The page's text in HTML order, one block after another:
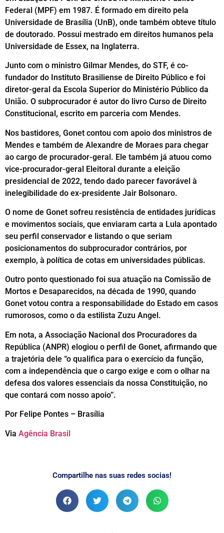
Federal (MPF) em 1987. É formado em direito pela
Universidade de Brasília (UnB), onde também obteve título
de doutorado. Possui mestrado em direitos humanos pela
Universidade de Essex, na Inglaterra.
Junto com o ministro Gilmar Mendes, do STF, é co-
fundador do Instituto Brasiliense de Direito Público e foi
diretor-geral da Escola Superior do Ministério Público da
União. O subprocurador é autor do livro Curso de Direito
Constitucional, escrito em parceria com Mendes.
Nos bastidores, Gonet contou com apoio dos ministros de
Mendes e também de Alexandre de Moraes para chegar
ao cargo de procurador-geral. Ele também já atuou como
vice-procurador-geral Eleitoral durante a eleição
presidencial de 2022, tendo dado parecer favorável à
inelegibilidade do ex-presidente Jair Bolsonaro.
O nome de Gonet sofreu resistência de entidades jurídicas
e movimentos sociais, que enviaram carta a Lula apontado
seu perfil conservador e listando o que seriam
posicionamentos do subprocurador contrários, por
exemplo, à política de cotas em universidades públicas.
Outro ponto questionado foi sua atuação na Comissão de
Mortos e Desaparecidos, na década de 1990, quando
Gonet votou contra a responsabilidade do Estado em casos
rumorosos, como o da estilista Zuzu Angel.
Em nota, a Associação Nacional dos Procuradores da
República (ANPR) elogiou o perfil de Gonet, afirmando que
a trajetória dele “o qualifica para o exercício da função,
com a independência que o cargo exige e com o olhar na
defesa dos valores essenciais da nossa Constituição, no
que contará com nosso apoio”.
Por Felipe Pontes – Brasília
Via Agência Brasil
Compartilhe nas suas redes socias!